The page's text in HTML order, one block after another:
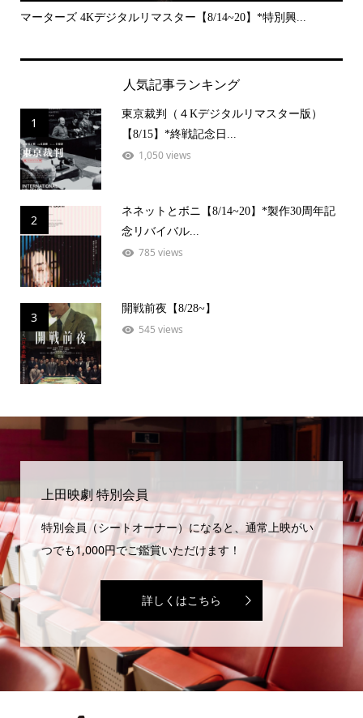
マーターズ 4Kデジタルリマスター【8/14~20】*特別興...
人気記事ランキング
1
東京裁判（４Kデジタルリマスター版）
【8/15】*終戦記念日...
1,050 views
2
ネネットとボニ【8/14~20】*製作30周年記
念リバイバル...
785 views
3
開戦前夜【8/28~】
545 views
上田映劇 特別会員
特別会員（シートオーナー）になると、通常上映がい
つでも1,000円でご鑑賞いただけます！
詳しくはこちら